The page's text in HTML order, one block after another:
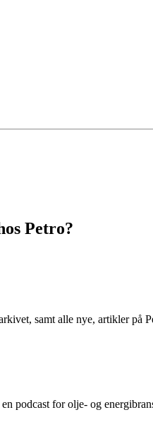
Petro?
samt alle nye, artikler på
podcast for olje- og